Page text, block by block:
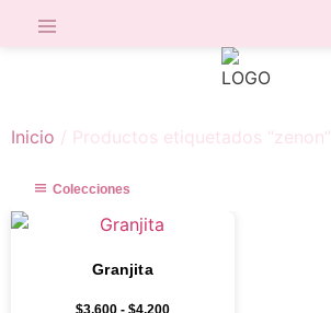
Inicio / Productos etiquetados “zenon”
Colecciones
Granjita